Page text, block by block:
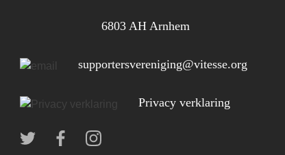
6803 AH Arnhem
supportersvereniging@vitesse.org
Privacy verklaring